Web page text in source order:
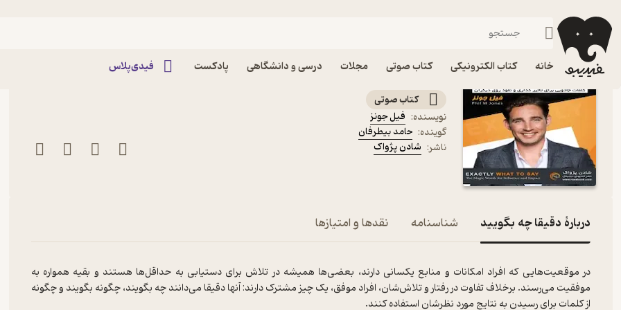
خانه کتاب الکترونیکی کتاب صوتی مجلات درسی و دانشگاهی پادکست فیدی‌پلاس
فیدیبو کتاب صوتی
کتاب صوتی دقیقا چه بگویید اثر فیل جونز
کتاب صوتی
نویسنده: فیل جونز
گوینده: حامد بیطرفان
ناشر: شادن پژواک
دربارۀ دقیقا چه بگویید شناسنامه نقدها و امتیازها
در موقعیت‌هایی که افراد امکانات و منابع یکسانی دارند، بعضی‌ها همیشه در تلاش برای دستیابی به حداقل‌ها هستند و بقیه همواره به
موفقیت می‌‌رسند. برخلاف تفاوت در رفتار و تلاش‌شان، افراد موفق، یک چیز مشترک دارند: آنها دقیقا می‌‌دانند چه بگویند، چگونه بگویند و چگونه